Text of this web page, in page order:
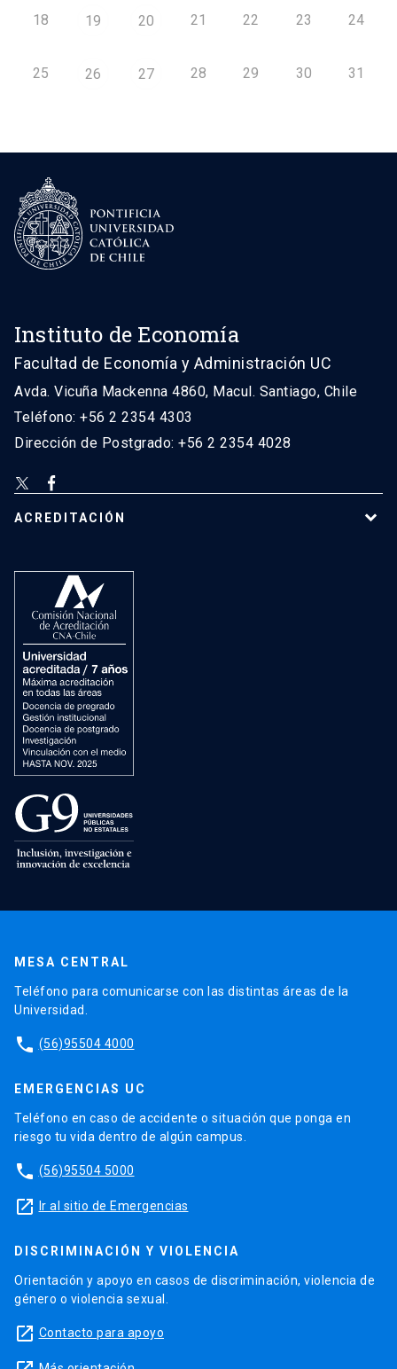
18 19 20 21 22 23 24
25 26 27 28 29 30 31
Instituto de Economía
Facultad de Economía y Administración UC
Avda. Vicuña Mackenna 4860, Macul. Santiago, Chile
Teléfono: +56 2 2354 4303
Dirección de Postgrado: +56 2 2354 4028
ACREDITACIÓN
MESA CENTRAL
Teléfono para comunicarse con las distintas áreas de la
Universidad.
phone (56)95504 4000
EMERGENCIAS UC
Teléfono en caso de accidente o situación que ponga en
riesgo tu vida dentro de algún campus.
phone (56)95504 5000
launch Ir al sitio de Emergencias
DISCRIMINACIÓN Y VIOLENCIA
Orientación y apoyo en casos de discriminación, violencia de
género o violencia sexual.
launch Contacto para apoyo